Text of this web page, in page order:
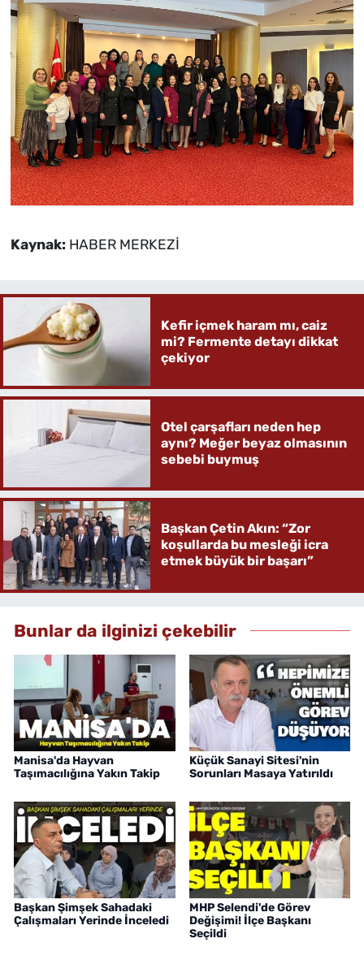
Kaynak: HABER MERKEZİ
Kefir içmek haram mı, caiz
mi? Fermente detayı dikkat
çekiyor
Otel çarşafları neden hep
aynı? Meğer beyaz olmasının
sebebi buymuş
Başkan Çetin Akın: “Zor
koşullarda bu mesleği icra
etmek büyük bir başarı”
Bunlar da ilginizi çekebilir
Manisa'da Hayvan
Taşımacılığına Yakın Takip
Küçük Sanayi Sitesi'nin
Sorunları Masaya Yatırıldı
Başkan Şimşek Sahadaki
Çalışmaları Yerinde İnceledi
MHP Selendi'de Görev
Değişimi! İlçe Başkanı
Seçildi